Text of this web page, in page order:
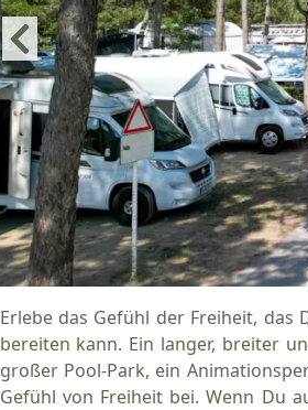
Erlebe das Gefühl der Freiheit,
bereiten kann. Ein langer, breiter
großer Pool-Park, ein
Gefühl von Freiheit bei. Wenn Du